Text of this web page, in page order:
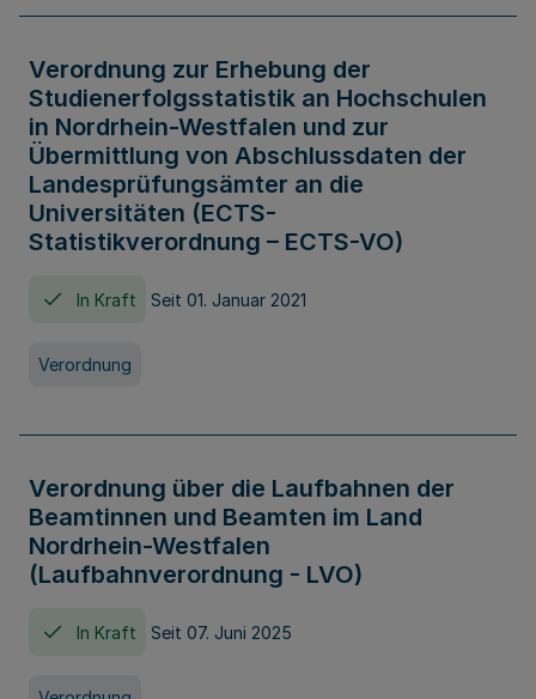
Verordnung zur Erhebung der
Studienerfolgsstatistik an Hochschulen
in Nordrhein-Westfalen und zur
Übermittlung von Abschlussdaten der
Landesprüfungsämter an die
Universitäten (ECTS-
Statistikverordnung – ECTS-VO)
In Kraft Seit 01. Januar 2021
Verordnung
Verordnung über die Laufbahnen der
Beamtinnen und Beamten im Land
Nordrhein-Westfalen
(Laufbahnverordnung - LVO)
In Kraft Seit 07. Juni 2025